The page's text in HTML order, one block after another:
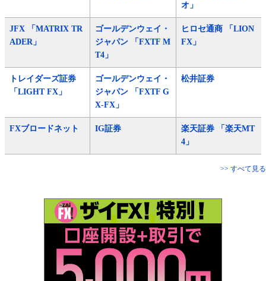
オ」
JFX 「MATRIX TR
ADER」
ゴールデンウェイ・
ジャパン 「FXTF M
T4」
ヒロセ通商 「LION
FX」
トレイダーズ証券
「LIGHT FX」
ゴールデンウェイ・
ジャパン 「FXTF G
X-FX」
松井証券
FXブロードネット IG証券
楽天証券 「楽天MT
4」
>> すべて見る